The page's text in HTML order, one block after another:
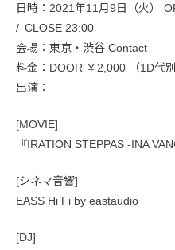
日時：2021年11月9日（火）
/ CLOSE 23:00
会場：東京・渋谷 Contact
料金：DOOR ￥2,000 （1D代別
出演：
[MOVIE]
『IRATION STEPPAS -INA
[シネマ音響]
EASS Hi Fi by eastaudio
[DJ]